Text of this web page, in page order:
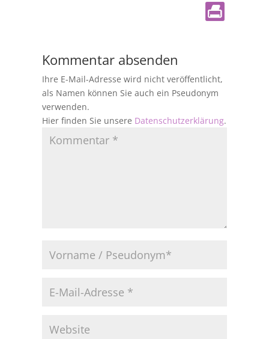
Kommentar absenden
Ihre E-Mail-Adresse wird nicht veröffentlicht,
als Namen können Sie auch ein Pseudonym
verwenden.
Hier finden Sie unsere Datenschutzerklärung.